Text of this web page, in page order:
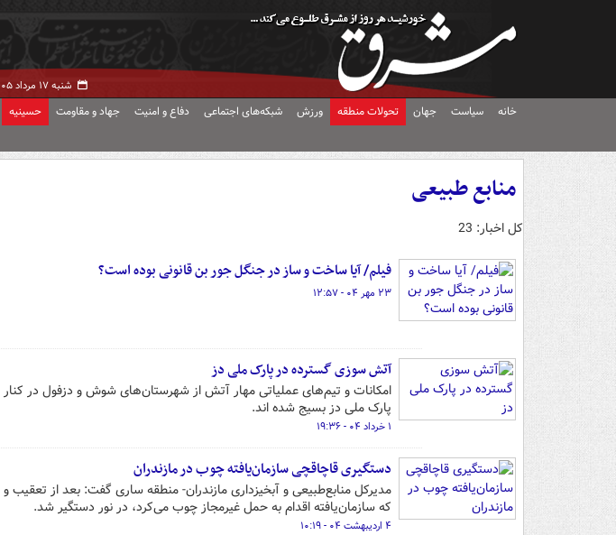
شنبه ۱۷ مرداد ۱۴۰۵ -
خانه سیاست جهان تحولات منطقه ورزش شبکه‌های اجتماعی دفاع و امنیت جهاد و مقاومت حسینیه
منابع طبیعی
کل اخبار: 23
فیلم/ آیا ساخت و ساز در جنگل جور بن قانونی بوده است؟
۲۳ مهر ۰۴ - ۱۲:۵۷
آتش سوزی گسترده در پارک ملی دز
امکانات و تیم‌های عملیاتی مهار آتش از شهرستان‌های شوش و دزفول در
پارک ملی دز بسیج شده اند.
۱ خرداد ۰۴ - ۱۹:۳۶
دستگیری قاچاقچی سازمان‌یافته چوب در مازندران
مدیرکل منابع‌طبیعی و آبخیزداری مازندران- منطقه ساری گفت: بعد از تعقیب
که سازمان‌یافته اقدام به حمل غیرمجاز چوب می‌کرد، در نور دستگیر شد.
۴ اردیبهشت ۰۴ - ۱۰:۱۹